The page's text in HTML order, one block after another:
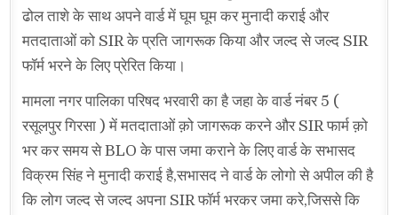
ढोल ताशे के साथ अपने वार्ड में घूम घूम कर मुनादी कराई और
मतदाताओं को SIR के प्रति जागरूक किया और जल्द से जल्द SIR
फॉर्म भरने के लिए प्रेरित किया।
मामला नगर पालिका परिषद भरवारी का है जहा के वार्ड नंबर 5 (
रसूलपुर गिरसा ) में मतदाताओं क़ो जागरूक करने और SIR फार्म क़ो
भर कर समय से BLO के पास जमा कराने के लिए वार्ड के सभासद
विक्रम सिंह ने मुनादी कराई है,सभासद ने वार्ड के लोगो से अपील की है
कि लोग जल्द से जल्द अपना SIR फॉर्म भरकर जमा करे,जिससे कि